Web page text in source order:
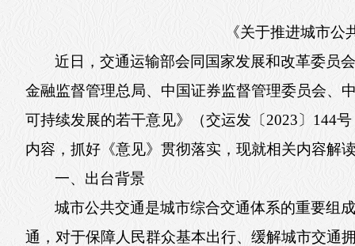
《关于推进城市
近日，交通运输部会同国家发展和改革委员
金融监督管理总局、中国证券监督管理委员会、
可持续发展的若干意见》（交运发〔2023〕144
内容，抓好《意见》贯彻落实，现就相关内容解
一、出台背景
城市公共交通是城市综合交通体系的重要组
通，对于保障人民群众基本出行、缓解城市交通